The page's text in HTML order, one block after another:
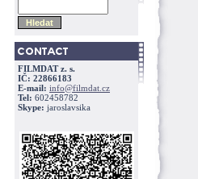
FILMDAT z. s.
IČ: 22866183
E-mail: info@filmdat.cz
Tel: 602458782
Skype: jaroslavsika